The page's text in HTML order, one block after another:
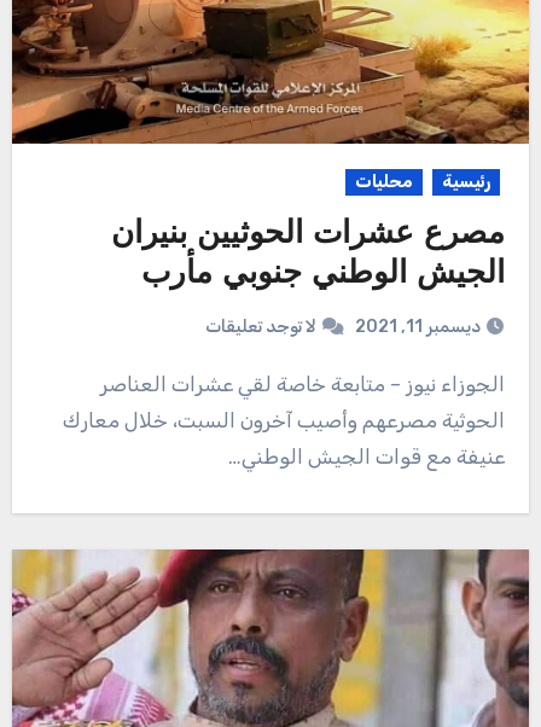
رئيسية محليات
مصرع عشرات الحوثيين بنيران
الجيش الوطني جنوبي مأرب
ديسمبر 11, 2021 لا توجد تعليقات
الجوزاء نيوز – متابعة خاصة لقي عشرات العناصر
الحوثية مصرعهم وأصيب آخرون السبت، خلال معارك
عنيفة مع قوات الجيش الوطني…